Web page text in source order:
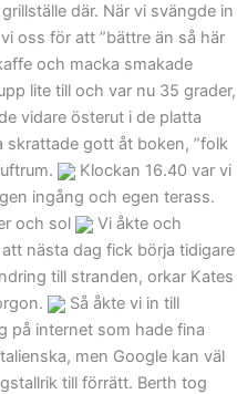
där. När vi svängde in
oss för att ”bättre än så här
och macka smakade
lite till och var nu 35 grader,
vidare österut i de platta
skrattade gott åt boken, ”folk
Klockan 16.40 var vi
ingång och egen terass.
och sol
Vi åkte och
nästa dag fick börja tidigare
till stranden, orkar Kates
Så åkte vi in till
på internet som hade fina
men Google kan väl
till förrätt. Berth tog